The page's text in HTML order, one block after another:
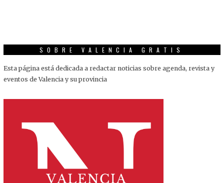
SOBRE VALENCIA GRATIS
Esta página está dedicada a redactar noticias sobre agenda, revista y
eventos de Valencia y su provincia